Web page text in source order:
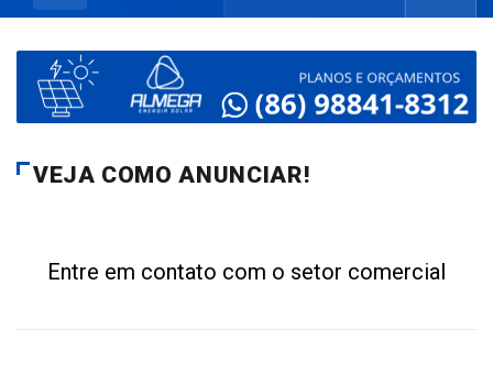
VEJA COMO ANUNCIAR!
Entre em contato com o setor comercial